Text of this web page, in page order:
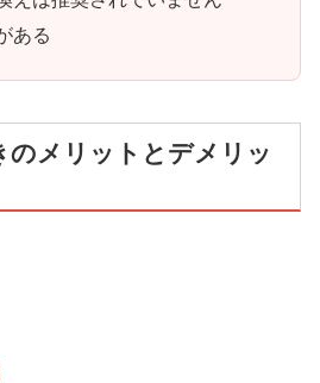
ある
のメリットとデメリッ